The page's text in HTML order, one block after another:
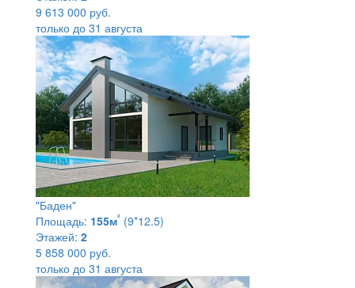
9 613 000 руб.
только до 31 августа
"Баден"
Площадь: 155м² (9*12.5)
Этажей: 2
5 858 000 руб.
только до 31 августа